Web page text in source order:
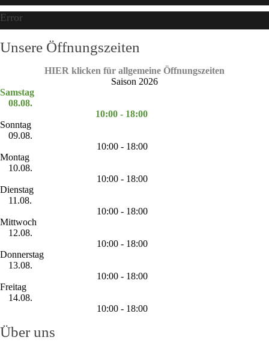
Error
Unsere Öffnungszeiten
HIER klicken für allgemeine Öffnungszeiten
Saison 2026
Samstag
08.08.
10:00 - 18:00
Sonntag
09.08.
10:00 - 18:00
Montag
10.08.
10:00 - 18:00
Dienstag
11.08.
10:00 - 18:00
Mittwoch
12.08.
10:00 - 18:00
Donnerstag
13.08.
10:00 - 18:00
Freitag
14.08.
10:00 - 18:00
Über uns